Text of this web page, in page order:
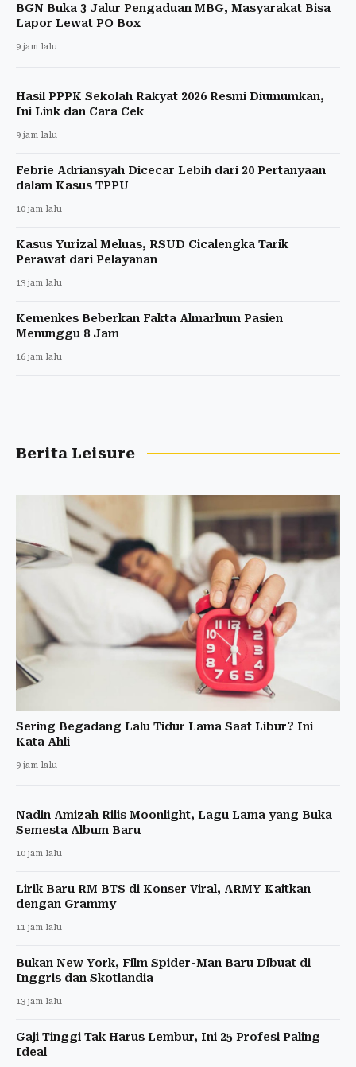
BGN Buka 3 Jalur Pengaduan MBG, Masyarakat Bisa
Lapor Lewat PO Box
9 jam lalu
Hasil PPPK Sekolah Rakyat 2026 Resmi Diumumkan,
Ini Link dan Cara Cek
9 jam lalu
Febrie Adriansyah Dicecar Lebih dari 20 Pertanyaan
dalam Kasus TPPU
10 jam lalu
Kasus Yurizal Meluas, RSUD Cicalengka Tarik
Perawat dari Pelayanan
13 jam lalu
Kemenkes Beberkan Fakta Almarhum Pasien
Menunggu 8 Jam
16 jam lalu
Berita Leisure
Sering Begadang Lalu Tidur Lama Saat Libur? Ini
Kata Ahli
9 jam lalu
Nadin Amizah Rilis Moonlight, Lagu Lama yang Buka
Semesta Album Baru
10 jam lalu
Lirik Baru RM BTS di Konser Viral, ARMY Kaitkan
dengan Grammy
11 jam lalu
Bukan New York, Film Spider-Man Baru Dibuat di
Inggris dan Skotlandia
13 jam lalu
Gaji Tinggi Tak Harus Lembur, Ini 25 Profesi Paling
Ideal